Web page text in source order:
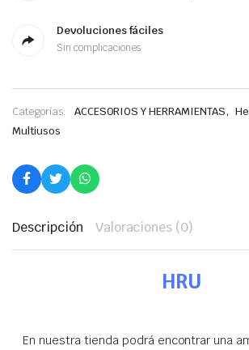
Devoluciones fáciles
Sin complicaciones
Categorías: ACCESORIOS Y HERRAMIENTAS,
Multiusos
Descripción Valoraciones (0)
HRU
En nuestra tienda podrá encontrar una